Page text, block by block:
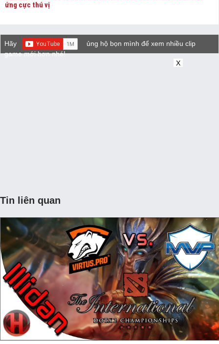
ứng cực thú vị
Hãy
ủng hộ bọn mình để xem nhiều clip
game mới hơn nhé!
X
Tin liên quan